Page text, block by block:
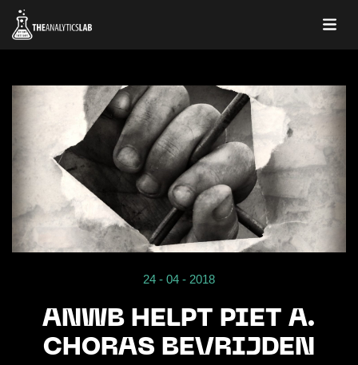
24 - 04 - 2018
ANWB HELPT PIET A.
CHORAS BEVRIJDEN